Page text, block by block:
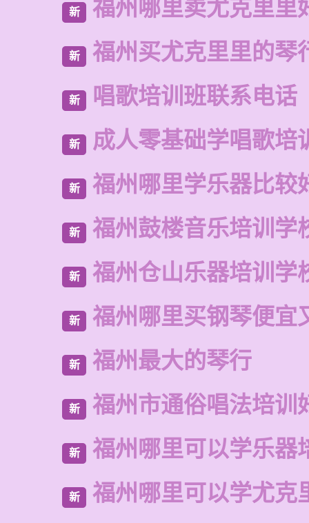
新 福州哪里卖尤克里里
新 福州买尤克里里的琴
新 唱歌培训班联系电话
新 成人零基础学唱歌培
新 福州哪里学乐器比较
新 福州鼓楼音乐培训学
新 福州仓山乐器培训学
新 福州哪里买钢琴便宜
新 福州最大的琴行
新 福州市通俗唱法培训
新 福州哪里可以学乐器
新 福州哪里可以学尤克